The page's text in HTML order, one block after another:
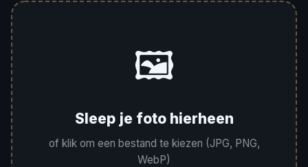
🖼️
Sleep je foto hierheen
of klik om een bestand te kiezen (JPG, PNG,
WebP)